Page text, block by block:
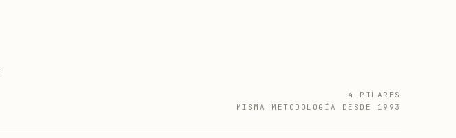
4 PILARES
MISMA METODOLOGÍA DESDE 1993